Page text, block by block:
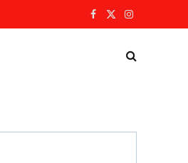
Facebook
X
Instagram